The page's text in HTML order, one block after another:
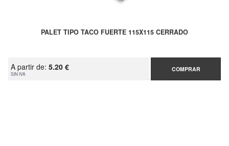
PALET TIPO TACO FUERTE 115X115 CERRADO
A partir de: 5.20 €
SIN IVA
COMPRAR